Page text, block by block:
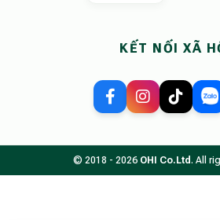
KẾT NỐI XÃ
© 2018 - 2026 OHI Co.Ltd. All